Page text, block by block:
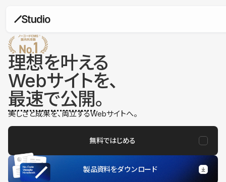
理想を叶える
Webサイトを、
最速で公開。
美しさと成果を、両立するWebサイトへ。
無料ではじめる
製品資料をダウンロード